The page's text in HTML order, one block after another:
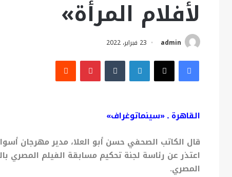
لأفلام المرأة»
admin 23 فبراير، 2022
فيسبوكX لينكدإن بينتيريست
القاهرة ـ «سينماتوغراف»
قال الكاتب الصحفي حسن أبو العلا، مدير مهرجان
اعتذر عن رئاسة لجنة تحكيم مسابقة الفيلم المصري
المصري.